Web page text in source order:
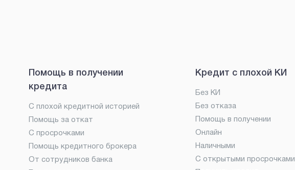
Помощь в получении
кредита
С плохой кредитной историей
Помощь за откат
С просрочками
Помощь кредитного брокера
От сотрудников банка
Кредит с плохой КИ
Без КИ
Без отказа
Помощь в получении
Онлайн
Наличными
С открытыми просрочками